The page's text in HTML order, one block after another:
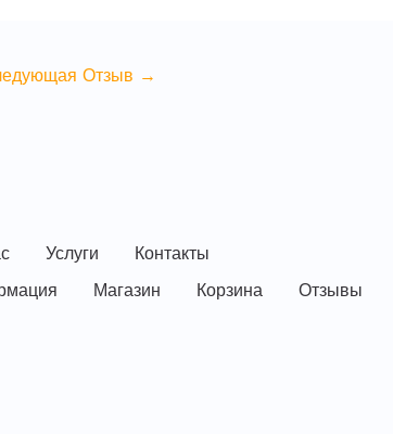
Отзыв →
Услуги
Контакты
Магазин Корзина Отзывы